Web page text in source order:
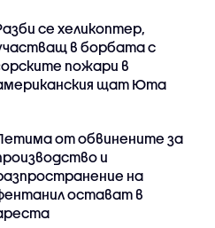
се хеликоптер,
в борбата с
пожари в
щат Юта
от обвинените за
и
на
остават в